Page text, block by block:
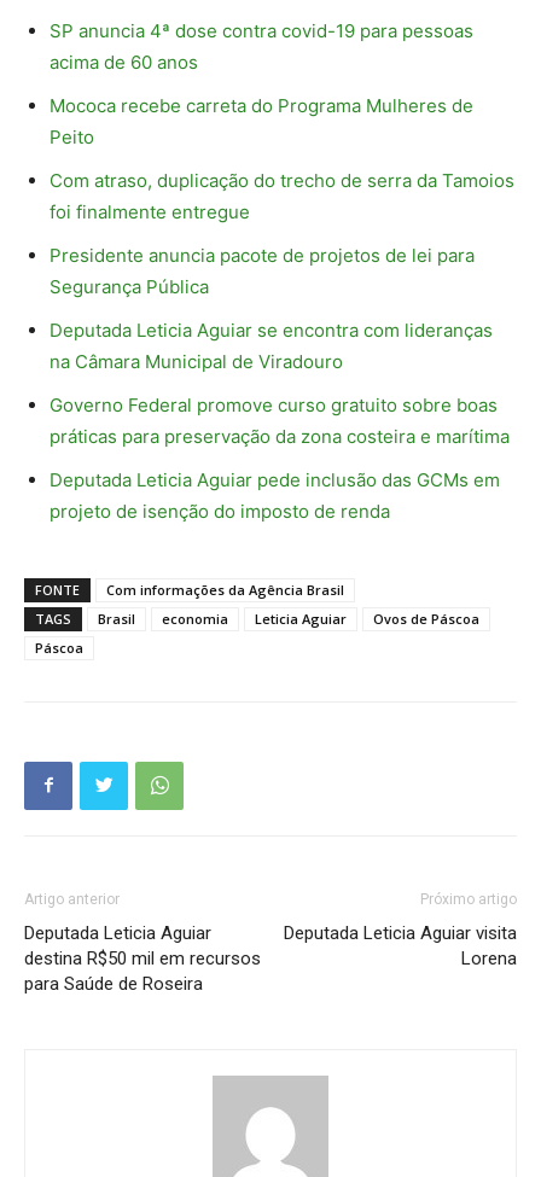
SP anuncia 4ª dose contra covid-19 para pessoas
acima de 60 anos
Mococa recebe carreta do Programa Mulheres de
Peito
Com atraso, duplicação do trecho de serra da Tamoios
foi finalmente entregue
Presidente anuncia pacote de projetos de lei para
Segurança Pública
Deputada Leticia Aguiar se encontra com lideranças
na Câmara Municipal de Viradouro
Governo Federal promove curso gratuito sobre boas
práticas para preservação da zona costeira e marítima
Deputada Leticia Aguiar pede inclusão das GCMs em
projeto de isenção do imposto de renda
FONTE
Com informações da Agência Brasil
TAGS
Brasil economia Leticia Aguiar
Ovos de Páscoa
Páscoa
Artigo anterior
Deputada Leticia Aguiar
destina R$50 mil em recursos
para Saúde de Roseira
Próximo artigo
Deputada Leticia Aguiar visita
Lorena